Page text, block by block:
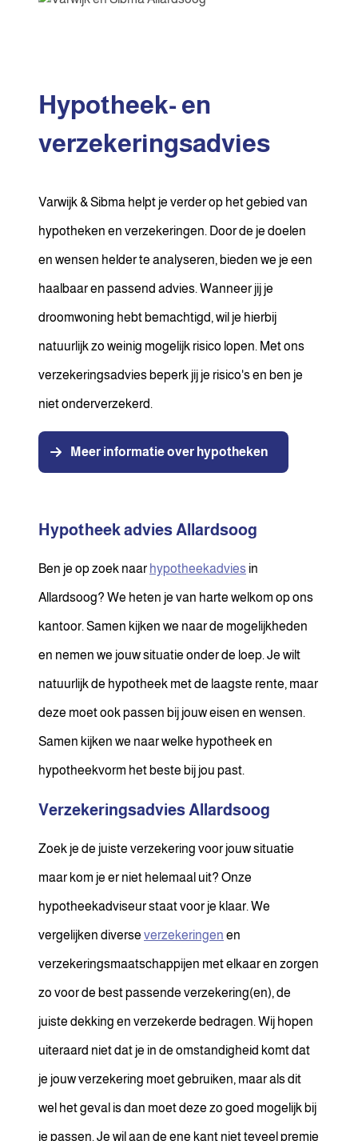
Hypotheek- en
verzekeringsadvies
Varwijk & Sibma helpt je verder op het gebied van
hypotheken en verzekeringen. Door de je doelen
en wensen helder te analyseren, bieden we je een
haalbaar en passend advies. Wanneer jij je
droomwoning hebt bemachtigd, wil je hierbij
natuurlijk zo weinig mogelijk risico lopen. Met ons
verzekeringsadvies beperk jij je risico's en ben je
niet onderverzekerd.
Meer informatie over hypotheken
Hypotheek advies Allardsoog
Ben je op zoek naar hypotheekadvies in
Allardsoog? We heten je van harte welkom op ons
kantoor. Samen kijken we naar de mogelijkheden
en nemen we jouw situatie onder de loep. Je wilt
natuurlijk de hypotheek met de laagste rente, maar
deze moet ook passen bij jouw eisen en wensen.
Samen kijken we naar welke hypotheek en
hypotheekvorm het beste bij jou past.
Verzekeringsadvies Allardsoog
Zoek je de juiste verzekering voor jouw situatie
maar kom je er niet helemaal uit? Onze
hypotheekadviseur staat voor je klaar. We
vergelijken diverse verzekeringen en
verzekeringsmaatschappijen met elkaar en zorgen
zo voor de best passende verzekering(en), de
juiste dekking en verzekerde bedragen. Wij hopen
uiteraard niet dat je in de omstandigheid komt dat
je jouw verzekering moet gebruiken, maar als dit
wel het geval is dan moet deze zo goed mogelijk bij
je passen. Je wil aan de ene kant niet teveel premie